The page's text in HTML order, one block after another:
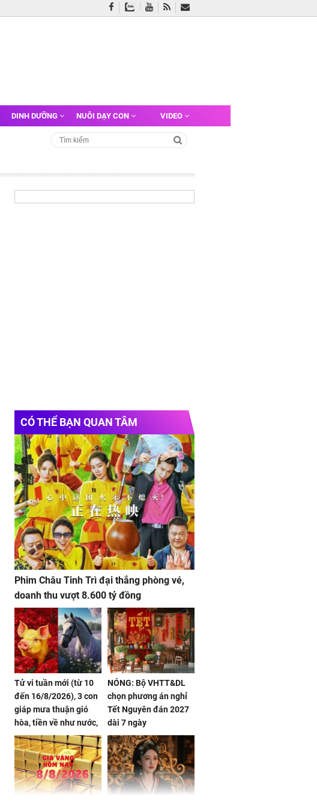
DINH DƯỠNG NUÔI DẠY CON VIDEO
CÓ THỂ BẠN QUAN TÂM
Phim Châu Tinh Trì đại thắng phòng vé,
doanh thu vượt 8.600 tỷ đồng
Tử vi tuần mới (từ 10
đến 16/8/2026), 3 con
giáp mưa thuận gió
hòa, tiền về như nước,
bạc vàng dư dả, Phú
Quý Vinh Hoa, vận
trình khai sáng
NÓNG: Bộ VHTT&DL
chọn phương án nghỉ
Tết Nguyên đán 2027
dài 7 ngày